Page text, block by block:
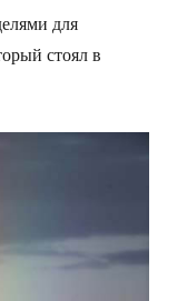
для
стоял в